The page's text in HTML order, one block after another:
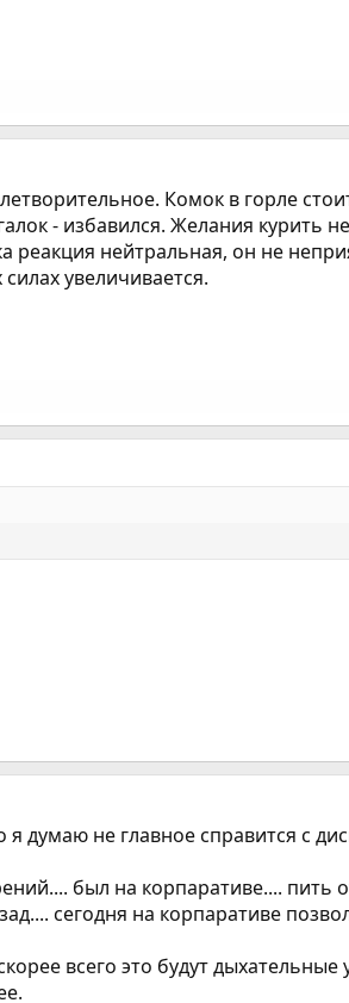
Комок в горле
- избавился. Желания курить
реакция нейтральная, он не
увеличивается.
я думаю не главное справится с
был на корпаративе.... пить
сегодня на корпаративе
всего это будут